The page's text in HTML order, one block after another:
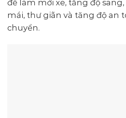
để làm mới xe, tăng độ
mái, thư giãn và tăng độ an
chuyển.